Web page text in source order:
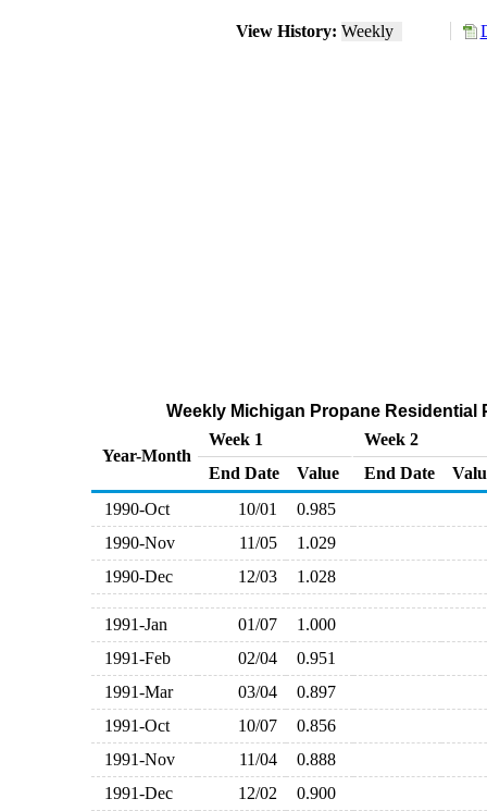
View History: Weekly
Weekly Michigan Propane Residential
Year-Month
Week 1
Week 2
End Date
Value End Date
1990-Oct
10/01
0.985
1990-Nov
11/05
1.029
1990-Dec
12/03 1.028
1991-Jan 01/07
1.000
1991-Feb
02/04
0.951
1991-Mar
03/04
0.897
1991-Oct
10/07
0.856
1991-Nov
11/04
0.888
1991-Dec
12/02 0.900